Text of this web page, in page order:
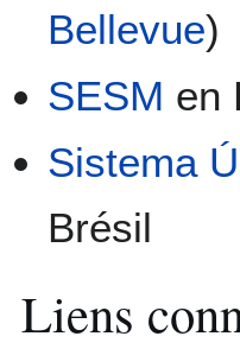
Bellevue)
SESM en
Sistema
Brésil
Liens